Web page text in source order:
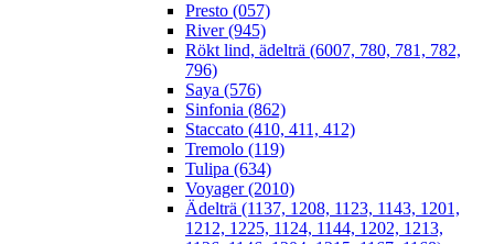
Presto (057)
River (945)
Rökt lind, ädelträ (6007, 780, 781, 782,
796)
Saya (576)
Sinfonia (862)
Staccato (410, 411, 412)
Tremolo (119)
Tulipa (634)
Voyager (2010)
Ädelträ (1137, 1208, 1123, 1143, 1201,
1212, 1225, 1124, 1144, 1202, 1213,